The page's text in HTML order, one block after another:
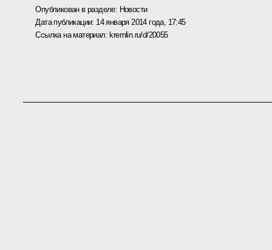
Опубликован в разделе: Новости
Дата публикации: 14 января 2014 года, 17:45
Ссылка на материал: kremlin.ru/d/20055